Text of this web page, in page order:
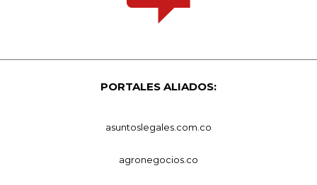
PORTALES ALIADOS:
asuntoslegales.com.co
agronegocios.co